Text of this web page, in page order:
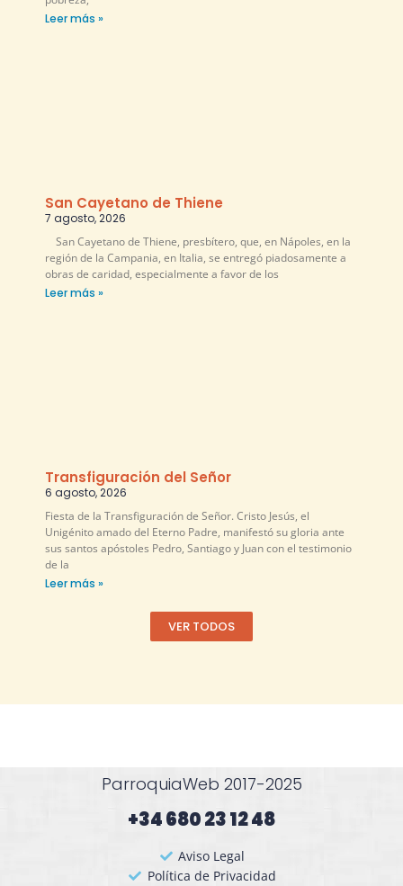
Leer más »
San Cayetano de Thiene
7 agosto, 2026
San Cayetano de Thiene, presbítero, que, en Nápoles, en la
región de la Campania, en Italia, se entregó piadosamente a
obras de caridad, especialmente a favor de los
Leer más »
Transfiguración del Señor
6 agosto, 2026
Fiesta de la Transfiguración de Señor. Cristo Jesús, el
Unigénito amado del Eterno Padre, manifestó su gloria ante
sus santos apóstoles Pedro, Santiago y Juan con el testimonio
de la
Leer más »
VER TODOS
ParroquiaWeb 2017-2025
+34 680 23 12 48​
Aviso Legal
Política de Privacidad